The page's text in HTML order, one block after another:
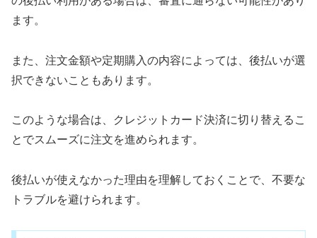
ます。
また、注文金額や定期購入の内容によっては、後払いが選
択できないこともあります。
このような場合は、クレジットカード決済に切り替えるこ
とでスムーズに注文を進められます。
後払いが使えなかった理由を理解しておくことで、不要な
トラブルを避けられます。